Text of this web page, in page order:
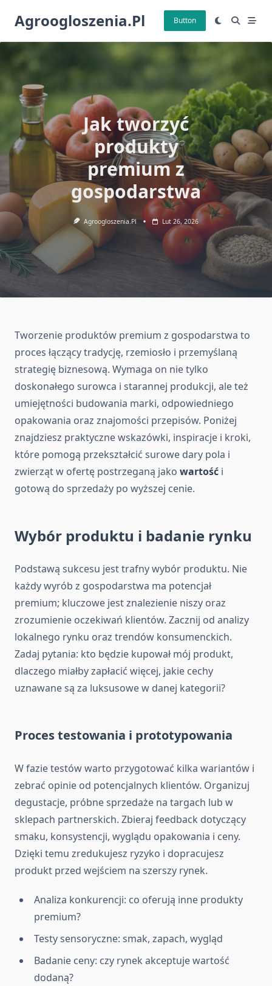
Agroogloszenia.pl Button
Jak tworzyć
produkty
premium z
gospodarstwa
Agroogloszenia.pl Lut 26, 2026
Tworzenie produktów premium z gospodarstwa to
proces łączący tradycję, rzemiosło i przemyślaną
strategię biznesową. Wymaga on nie tylko
doskonałego surowca i starannej produkcji, ale też
umiejętności budowania marki, odpowiedniego
opakowania oraz znajomości przepisów. Poniżej
znajdziesz praktyczne wskazówki, inspiracje i kroki,
które pomogą przekształcić surowe dary pola i
zwierząt w ofertę postrzeganą jako wartość i
gotową do sprzedaży po wyższej cenie.
Wybór produktu i badanie rynku
Podstawą sukcesu jest trafny wybór produktu. Nie
każdy wyrób z gospodarstwa ma potencjał
premium; kluczowe jest znalezienie niszy oraz
zrozumienie oczekiwań klientów. Zacznij od analizy
lokalnego rynku oraz trendów konsumenckich.
Zadaj pytania: kto będzie kupował mój produkt,
dlaczego miałby zapłacić więcej, jakie cechy
uznawane są za luksusowe w danej kategorii?
Proces testowania i prototypowania
W fazie testów warto przygotować kilka wariantów i
zebrać opinie od potencjalnych klientów. Organizuj
degustacje, próbne sprzedaże na targach lub w
sklepach partnerskich. Zbieraj feedback dotyczący
smaku, konsystencji, wyglądu opakowania i ceny.
Dzięki temu zredukujesz ryzyko i dopracujesz
produkt przed wejściem na szerszy rynek.
Analiza konkurencji: co oferują inne produkty
premium?
Testy sensoryczne: smak, zapach, wygląd
Badanie ceny: czy rynek akceptuje wartość
dodaną?